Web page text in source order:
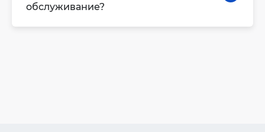
обслуживание?